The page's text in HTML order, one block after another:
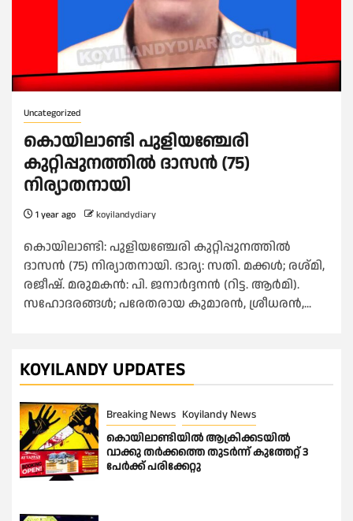
Uncategorized
കൊയിലാണ്ടി പുളിയഞ്ചേരി
കുറ്റിപ്പുനത്തിൽ ദാസൻ (75)
നിര്യാതനായി
1 year ago koyilandydiary
കൊയിലാണ്ടി: പുളിയഞ്ചേരി കുറ്റിപ്പുനത്തിൽ
ദാസൻ (75) നിര്യാതനായി. ഭാര്യ: സതി. മക്കൾ; രശ്മി,
രജീഷ്. മരുമകൻ: പി. ജനാർദ്ദനൻ (റിട്ട. ആർമി).
സഹോദരങ്ങൾ; പരേതരായ കുമാരൻ, ശ്രീധരൻ,...
KOYILANDY UPDATES
Breaking News Koyilandy News
കൊയിലാണ്ടിയിൽ ആക്രിക്കടയിൽ
വാക്കു തർക്കത്തെ തുടർന്ന് കുത്തേറ്റ് 3
പേർക്ക് പരിക്കേറ്റു